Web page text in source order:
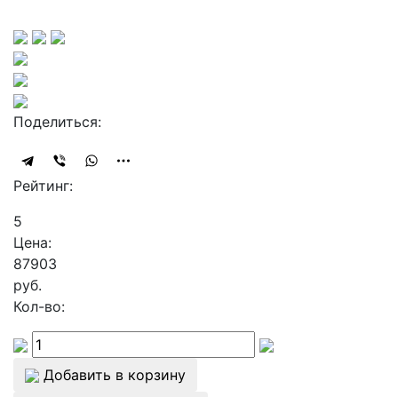
Поделиться:
Рейтинг:
5
Цена:
87903
руб.
Кол-во:
Добавить в корзину